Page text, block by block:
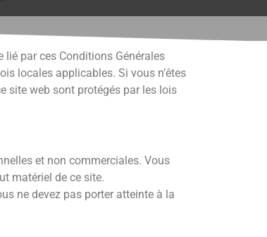
lié par ces Conditions Générales
locales applicables. Si vous n’êtes
site web sont protégés par les lois
et non commerciales. Vous
matériel de ce site.
ne devez pas porter atteinte à la